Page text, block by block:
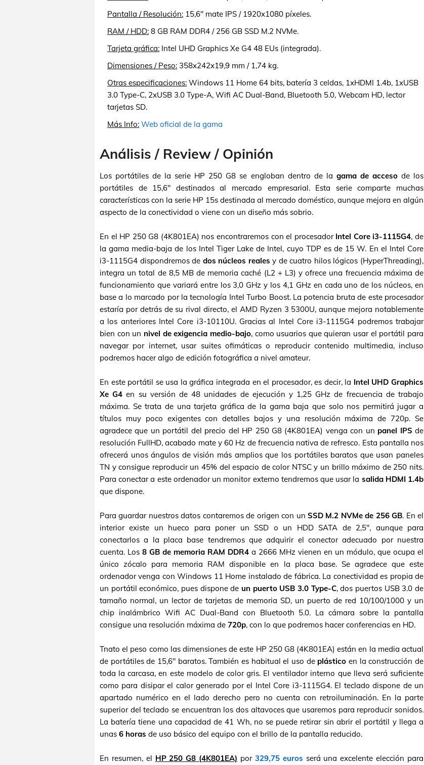
Pantalla / Resolución: 15,6" mate IPS / 1920x1080 píxeles.
RAM / HDD: 8 GB RAM DDR4 / 256 GB SSD M.2 NVMe.
Tarjeta gráfica: Intel UHD Graphics Xe G4 48 EUs (integrada).
Dimensiones / Peso: 358x242x19,9 mm / 1,74 kg.
Otras especificaciones: Windows 11 Home 64 bits, batería 3 celdas, 1xHDMI 1.4b, 1xUSB
3.0 Type-C, 2xUSB 3.0 Type-A, Wifi AC Dual-Band, Bluetooth 5.0, Webcam HD, lector
tarjetas SD.
Más Info: Web oficial de la gama
Análisis / Review / Opinión
Los portátiles de la serie HP 250 G8 se engloban dentro de la gama de accesode los
portátiles de 15,6" destinados al mercado empresarial. Esta serie comparte muchas
características con la serie HP 15s destinada al mercado doméstico, aunque mejora en algún
aspecto de la conectividad o viene con un diseño más sobrio.
En el HP 250 G8 (4K801EA) nos encontraremos con el procesador Intel Core i3-1115G4, de
la gama media-baja de los Intel Tiger Lake de Intel, cuyo TDP es de 15 W. En el Intel Core
i3-1115G4 dispondremos de dos núcleos reales y de cuatro hilos lógicos (HyperThreading),
integra un total de 8,5 MB de memoria caché (L2 + L3) y ofrece una frecuencia máxima de
funcionamiento que variará entre los 3,0 GHz y los 4,1 GHz en cada uno de los núcleos, en
base a lo marcado por la tecnología Intel Turbo Boost. La potencia bruta de este procesador
estaría por detrás de su rival directo, el AMD Ryzen 3 5300U, aunque mejora notablemente
a los anteriores Intel Core i3-10110U. Gracias al Intel Core i3-1115G4 podremos trabajar
bien con un nivel de exigencia medio-bajo, como usuarios que quieran usar el portátil para
navegar por internet, usar suites ofimáticas o reproducir contenido multimedia, incluso
podremos hacer algo de edición fotográfica a nivel amateur.
En este portátil se usa la gráfica integrada en el procesador, es decir, la Intel UHD Graphics
Xe G4 en su versión de 48 unidades de ejecución y 1,25 GHz de frecuencia de trabajo
máxima. Se trata de una tarjeta gráfica de la gama baja que solo nos permitirá jugar a
títulos muy poco exigentes con detalles bajos y una resolución máxima de 720p. Se
agradece que un portátil del precio del HP 250 G8 (4K801EA) venga con un panel IPS de
resolución FullHD, acabado mate y 60 Hz de frecuencia nativa de refresco. Esta pantalla nos
ofrecerá unos ángulos de visión más amplios que los portátiles baratos que usan paneles
TN y consigue reproducir un 45% del espacio de color NTSC y un brillo máximo de 250 nits.
Para conectar a este ordenador un monitor externo tendremos que usar la salida HDMI 1.4b
que dispone.
Para guardar nuestros datos contaremos de origen con un SSD M.2 NVMe de 256 GB. En el
interior existe un hueco para poner un SSD o un HDD SATA de 2,5", aunque para
conectarlos a la placa base tendremos que adquirir el conector adecuado por nuestra
cuenta. Los 8 GB de memoria RAM DDR4 a 2666 MHz vienen en un módulo, que ocupa el
único zócalo para memoria RAM disponible en la placa base. Se agradece que este
ordenador venga con Windows 11 Home instalado de fábrica. La conectividad es propia de
un portátil económico, pues dispone de un puerto USB 3.0 Type-C, dos puertos USB 3.0 de
tamaño normal, un lector de tarjetas de memoria SD, un puerto de red 10/100/1000 y un
chip inalámbrico Wifi AC Dual-Band con Bluetooth 5.0. La cámara sobre la pantalla
consigue una resolución máxima de 720p, con lo que podremos hacer conferencias en HD.
Tnato el peso como las dimensiones de este HP 250 G8 (4K801EA) están en la media actual
de portátiles de 15,6" baratos. También es habitual el uso de plástico en la construcción de
toda la carcasa, en este modelo de color gris. El ventilador interno que lleva será suficiente
como para disipar el calor generado por el Intel Core i3-1115G4. El teclado dispone de un
apartado numérico en el lado derecho pero no cuenta con retroiluminación. En la parte
superior del teclado se encuentran los dos altavoces que usaremos para reproducir sonidos.
La batería tiene una capacidad de 41 Wh, no se puede retirar sin abrir el portátil y llega a
unas 6 horas de uso básico del equipo con el brillo de la pantalla reducido.
En resumen, el HP 250 G8 (4K801EA) por 329,75 euros será una excelente elección para